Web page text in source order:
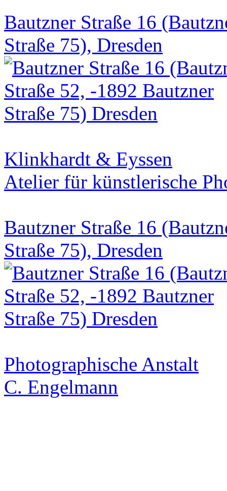
Bautzner Straße 16
Straße 75), Dresden
Klinkhardt & Eyssen
Atelier für künstlerische
Bautzner Straße 16
Straße 75), Dresden
Photographische Anstalt
C. Engelmann